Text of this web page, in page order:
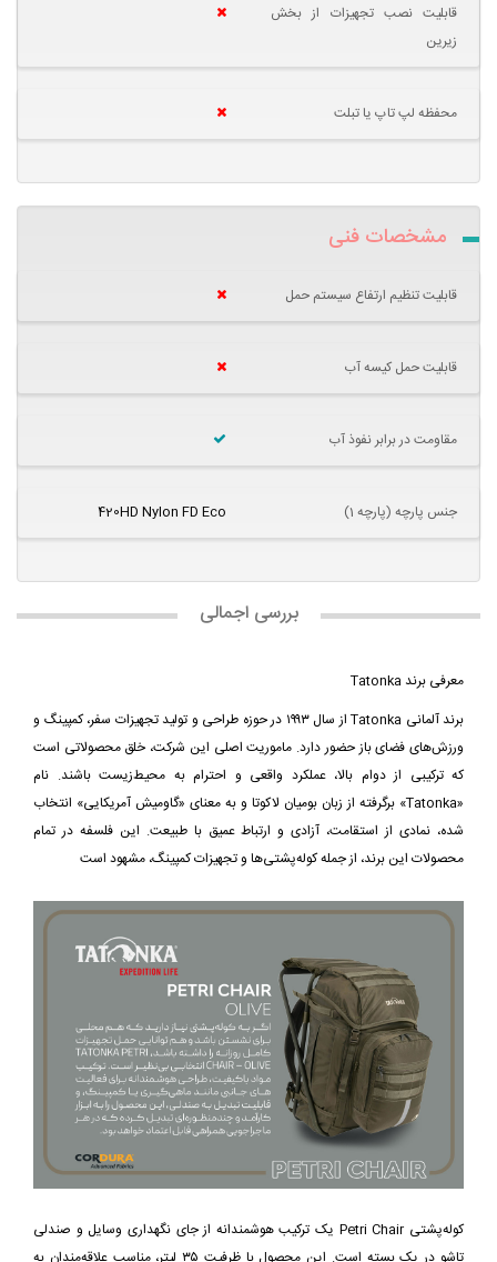
قابلیت نصب تجهیزات از بخش
زیرین
محفظه لپ تاپ یا تبلت
مشخصات فنی
قابلیت تنظیم ارتفاع سیستم حمل
قابلیت حمل کیسه آب
مقاومت در برابر نفوذ آب
جنس پارچه (پارچه 1) 420HD Nylon FD Eco
بررسی اجمالی
معرفی برند Tatonka
برند آلمانی Tatonka از سال ۱۹۹۳ در حوزه طراحی و تولید تجهیزات سفر، کمپینگ و
ورزش‌های فضای باز حضور دارد. ماموریت اصلی این شرکت، خلق محصولاتی است
که ترکیبی از دوام بالا، عملکرد واقعی و احترام به محیط‌زیست باشند. نام
«Tatonka» برگرفته از زبان بومیان لاکوتا و به معنای «گاومیش آمریکایی» انتخاب
شده، نمادی از استقامت، آزادی و ارتباط عمیق با طبیعت. این فلسفه در تمام
محصولات این برند، از جمله کوله‌پشتی‌ها و تجهیزات کمپینگ، مشهود است
کوله‌پشتی Petri Chair یک ترکیب هوشمندانه از جای نگهداری وسایل و صندلی
تاشو در یک بسته است. این محصول با ظرفیت ۳۵ لیتر، مناسب علاقه‌مندان به